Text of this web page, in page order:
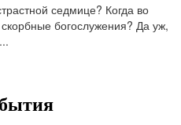
седмице? Когда во
богослужения? Да уж,